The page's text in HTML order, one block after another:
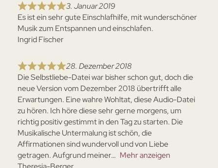
3. Januar 2019
Es ist ein sehr gute Einschlafhilfe, mit wunderschöner
Musik zum Entspannen und einschlafen.
Ingrid Fischer
28. Dezember 2018
Die Selbstliebe-Datei war bisher schon gut, doch die
neue Version vom Dezember 2018 übertrifft alle
Erwartungen. Eine wahre Wohltat, diese Audio-Datei
zu hören. Ich höre diese sehr gerne morgens, um
richtig positiv gestimmt in den Tag zu starten. Die
Musikalische Untermalung ist schön, die
Affirmationen sind wundervoll und von Liebe
getragen. Aufgrund meiner
Mehr anzeigen